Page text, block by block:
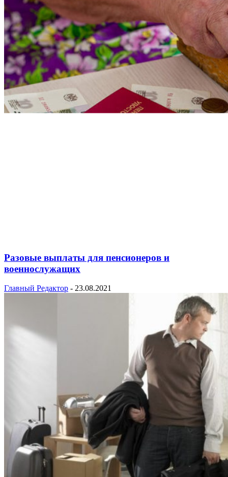
Разовые выплаты для пенсионеров и
военнослужащих
Главный Редактор - 23.08.2021